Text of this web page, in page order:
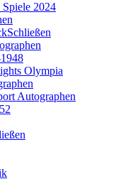
2024
Schließen
Olympia
Autographen